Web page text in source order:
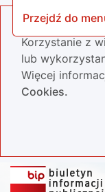
Przejdź do
Nasza strona
Korzystanie z
lub
Więcej
Cookies.